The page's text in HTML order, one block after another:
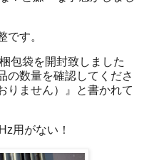
です。
包袋を開封致しました
の数量を確認してくださ
りません）』と書かれて
用がない！